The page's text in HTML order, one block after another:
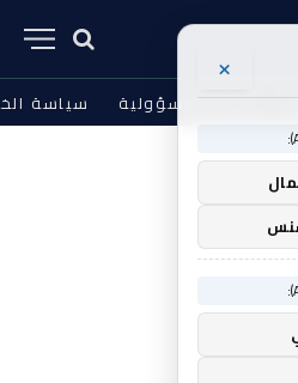
إخلاء المسؤولية سياسة
×